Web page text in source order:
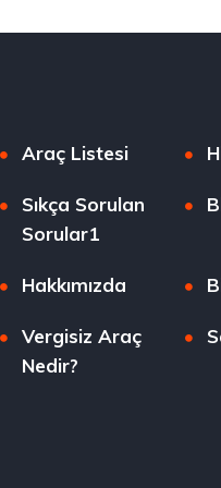
Araç Listesi
Sıkça Sorulan
Sorular1
Hakkımızda
Vergisiz Araç
Nedir?